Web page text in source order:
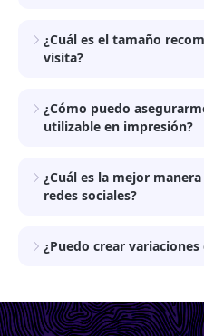
¿Cuál es el tamaño
visita?
¿Cómo puedo
utilizable en impresión?
¿Cuál es la mejor
redes sociales?
¿Puedo crear